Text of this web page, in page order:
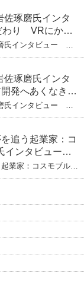
佐琢磨氏インタ
わり VRにかけ
氏インタビュー
る未来
佐琢磨氏インタ
発へあくなき挑
氏インタビュー
挑戦 その起業の経緯
追う起業家：コ
インタビュー
業家：コスモブルー
）